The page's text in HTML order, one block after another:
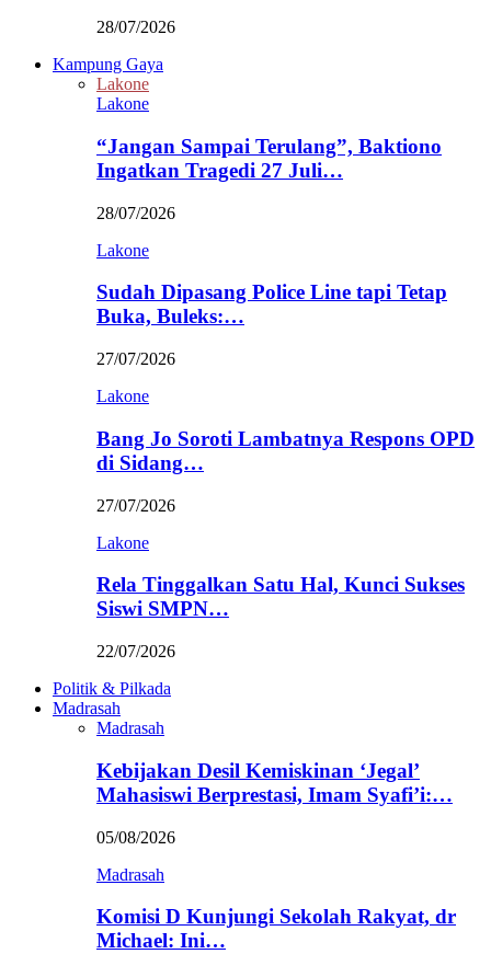
28/07/2026
Kampung Gaya
Lakone
Lakone
“Jangan Sampai Terulang”, Baktiono
Ingatkan Tragedi 27 Juli…
28/07/2026
Lakone
Sudah Dipasang Police Line tapi Tetap
Buka, Buleks:…
27/07/2026
Lakone
Bang Jo Soroti Lambatnya Respons OPD
di Sidang…
27/07/2026
Lakone
Rela Tinggalkan Satu Hal, Kunci Sukses
Siswi SMPN…
22/07/2026
Politik & Pilkada
Madrasah
Madrasah
Kebijakan Desil Kemiskinan ‘Jegal’
Mahasiswi Berprestasi, Imam Syafi’i:…
05/08/2026
Madrasah
Komisi D Kunjungi Sekolah Rakyat, dr
Michael: Ini…